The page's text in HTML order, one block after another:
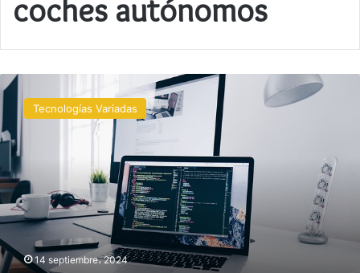
coches autónomos
Todo
sobre
los
coches
autónomos
Tecnologías Variadas
14 septiembre، 2024